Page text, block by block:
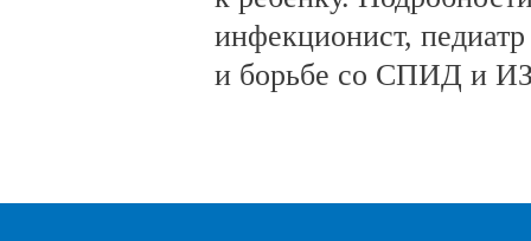
инфекционист,
и борьбе со СПИД и